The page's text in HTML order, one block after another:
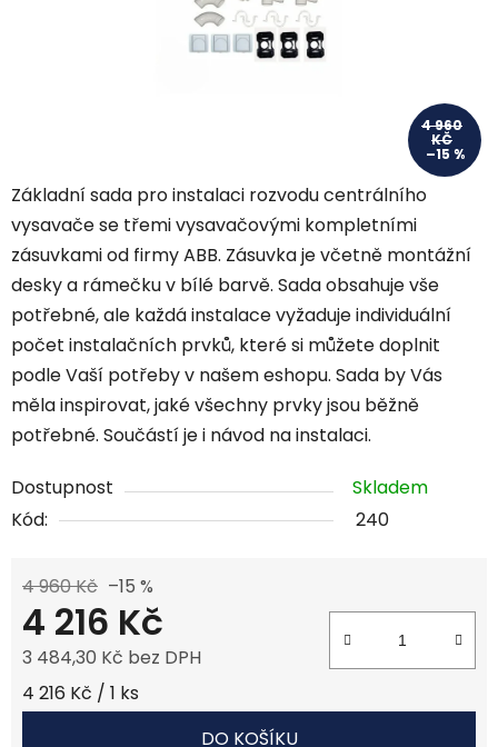
Základní sada pro instalaci rozvodu centrálního
vysavače se třemi vysavačovými kompletními
zásuvkami od firmy ABB. Zásuvka je včetně montážní
desky a rámečku v bílé barvě. Sada obsahuje vše
potřebné, ale každá instalace vyžaduje individuální
počet instalačních prvků, které si můžete doplnit
podle Vaší potřeby v našem eshopu. Sada by Vás
měla inspirovat, jaké všechny prvky jsou běžně
potřebné. Součástí je i návod na instalaci.
Dostupnost
Skladem
Kód:
240
4 960 Kč –15 %
4 216 Kč
3 484,30 Kč bez DPH
Měrná cena:
4 216 Kč / 1 ks
DO KOŠÍKU
4 960
KČ
–15 %